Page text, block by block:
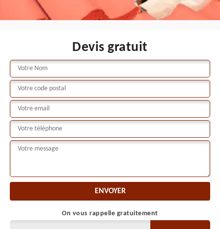
Devis gratuit
On vous rappelle gratuitement